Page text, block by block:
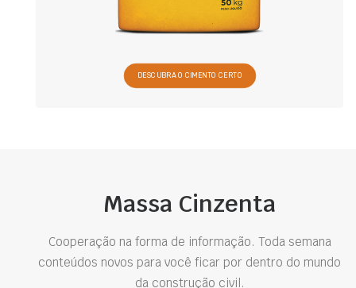
DESCUBRA O CIMENTO CERTO
Massa Cinzenta
Cooperação na forma de informação. Toda semana
conteúdos novos para você ficar por dentro do mundo
da construção civil.